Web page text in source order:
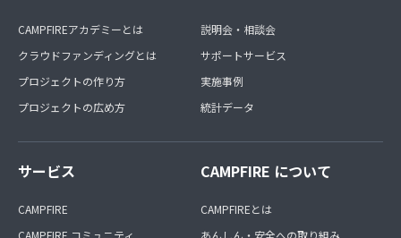
CAMPFIREアカデミーとは
クラウドファンディングとは
プロジェクトの作り方
プロジェクトの広め方
説明会・相談会
サポートサービス
実施事例
統計データ
サービス
CAMPFIRE
CAMPFIRE コミュニティ
CAMPFIRE について
CAMPFIREとは
あんしん・安全への取り組み